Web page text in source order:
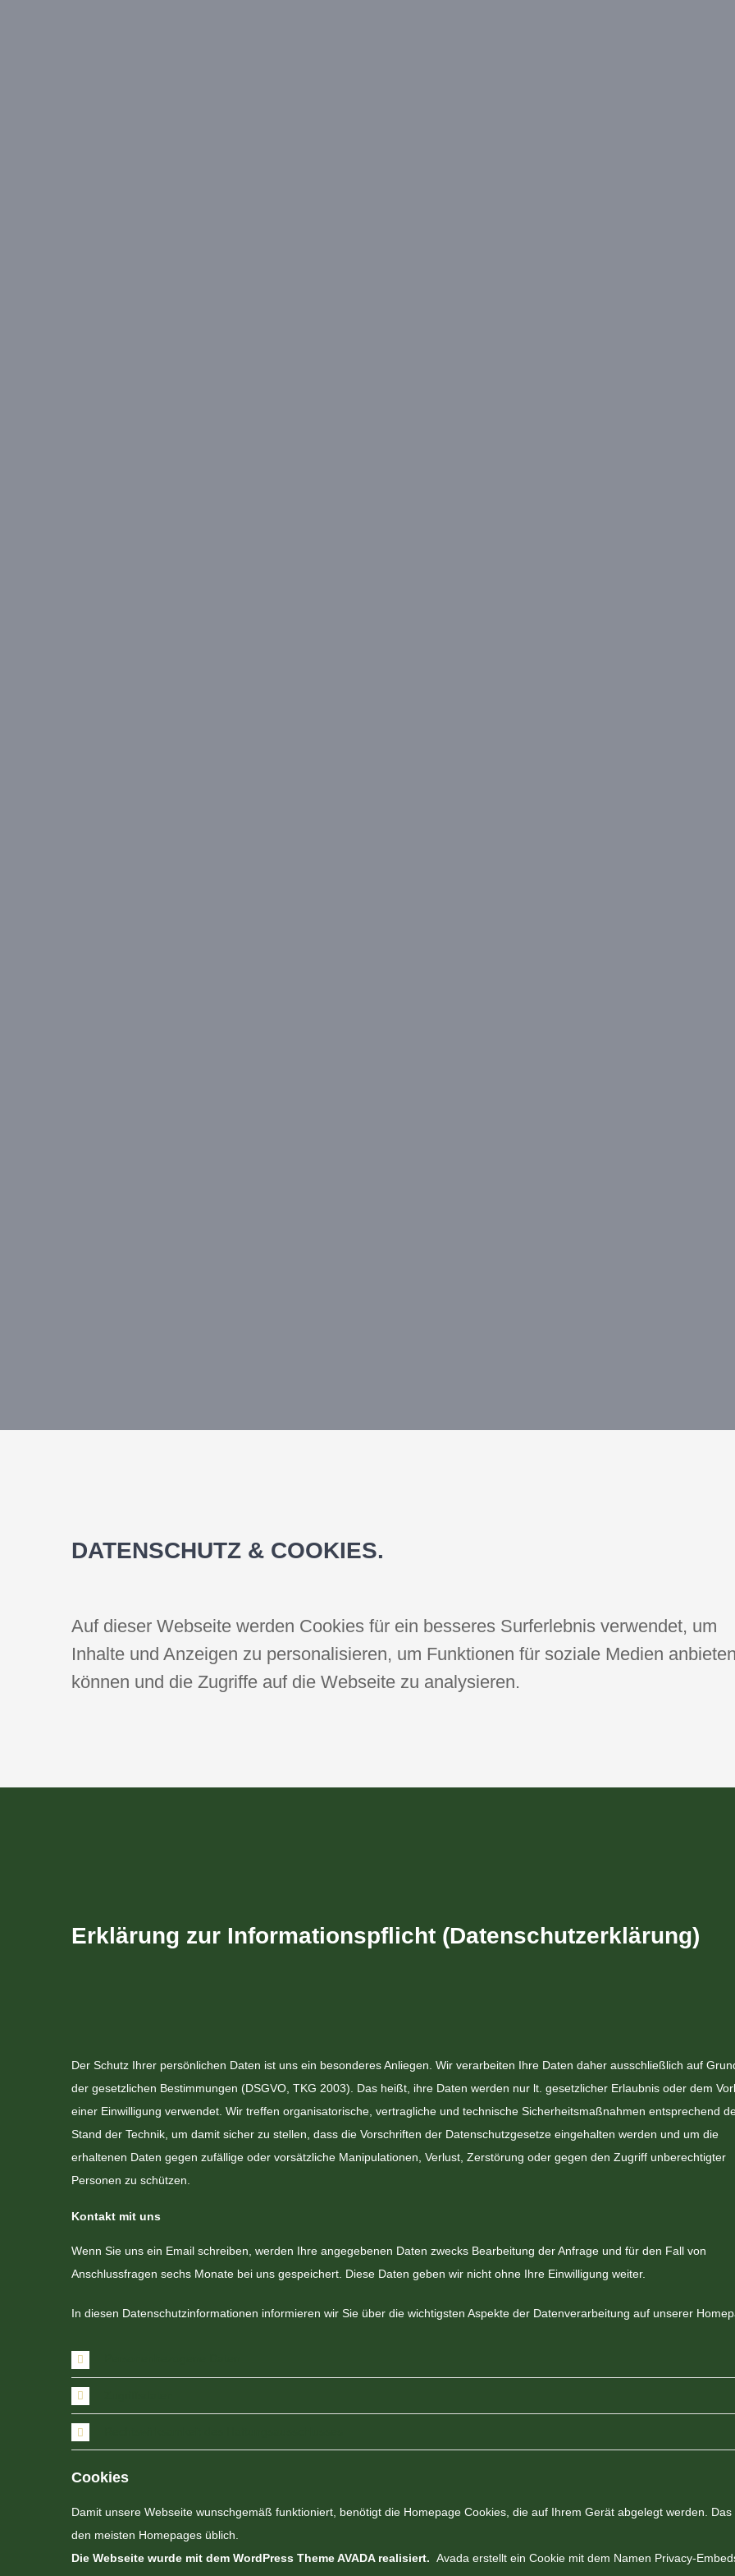
DATENSCHUTZ & COOKIES.
Auf dieser Webseite werden Cookies für ein besseres Surferlebnis verwendet, um
Inhalte und Anzeigen zu personalisieren, um Funktionen für soziale Medien
können und die Zugriffe auf die Webseite zu analysieren.
Erklärung zur Informationspflicht (Datenschutzerklärung)
Der Schutz Ihrer persönlichen Daten ist uns ein besonderes Anliegen. Wir verarbeiten Ihre Daten daher ausschließlich auf
der gesetzlichen Bestimmungen (DSGVO, TKG 2003). Das heißt, ihre Daten werden nur lt. gesetzlicher Erlaubnis oder dem
einer Einwilligung verwendet. Wir treffen organisatorische, vertragliche und technische Sicherheitsmaßnahmen entsprechend
Stand der Technik, um damit sicher zu stellen, dass die Vorschriften der Datenschutzgesetze eingehalten werden und um die
erhaltenen Daten gegen zufällige oder vorsätzliche Manipulationen, Verlust, Zerstörung oder gegen den Zugriff unberechtigter
Personen zu schützen.
Kontakt mit uns
Wenn Sie uns ein Email schreiben, werden Ihre angegebenen Daten zwecks Bearbeitung der Anfrage und für den Fall von
Anschlussfragen sechs Monate bei uns gespeichert. Diese Daten geben wir nicht ohne Ihre Einwilligung weiter.
In diesen Datenschutzinformationen informieren wir Sie über die wichtigsten Aspekte der Datenverarbeitung auf unserer
Cookies
Damit unsere Webseite wunschgemäß funktioniert, benötigt die Homepage Cookies, die auf Ihrem Gerät abgelegt werden. Das
den meisten Homepages üblich.
Die Webseite wurde mit dem WordPress Theme AVADA realisiert. Avada erstellt ein Cookie mit dem Namen Privacy-